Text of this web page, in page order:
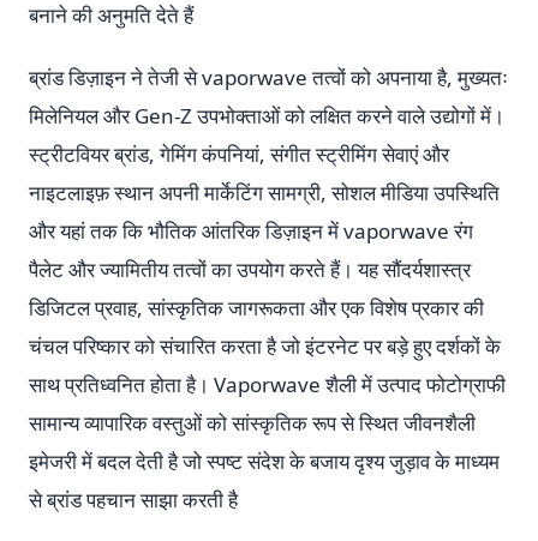
बनाने की अनुमति देते हैं
ब्रांड डिज़ाइन ने तेजी से vaporwave तत्वों को अपनाया है, मुख्यतः
मिलेनियल और Gen-Z उपभोक्ताओं को लक्षित करने वाले उद्योगों में।
स्ट्रीटवियर ब्रांड, गेमिंग कंपनियां, संगीत स्ट्रीमिंग सेवाएं और
नाइटलाइफ़ स्थान अपनी मार्केटिंग सामग्री, सोशल मीडिया उपस्थिति
और यहां तक कि भौतिक आंतरिक डिज़ाइन में vaporwave रंग
पैलेट और ज्यामितीय तत्वों का उपयोग करते हैं। यह सौंदर्यशास्त्र
डिजिटल प्रवाह, सांस्कृतिक जागरूकता और एक विशेष प्रकार की
चंचल परिष्कार को संचारित करता है जो इंटरनेट पर बड़े हुए दर्शकों के
साथ प्रतिध्वनित होता है। Vaporwave शैली में उत्पाद फोटोग्राफी
सामान्य व्यापारिक वस्तुओं को सांस्कृतिक रूप से स्थित जीवनशैली
इमेजरी में बदल देती है जो स्पष्ट संदेश के बजाय दृश्य जुड़ाव के माध्यम
से ब्रांड पहचान साझा करती है